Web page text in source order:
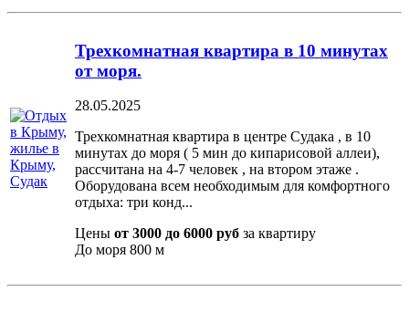
Трехкомнатная квартира в 10 минутах
от моря.
28.05.2025
Трехкомнатная квартира в центре Судака , в 10
минутах до моря ( 5 мин до кипарисовой аллеи),
рассчитана на 4-7 человек , на втором этаже .
Оборудована всем необходимым для комфортного
отдыха: три конд...
Цены от 3000 до 6000 руб за квартиру
До моря 800 м